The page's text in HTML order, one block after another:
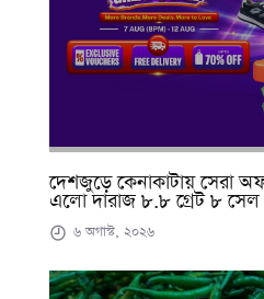
দেশজুড়ে কেনাকাটায় সেরা
এলো দারাজ ৮.৮ গ্রেট ৮ সেল
৬ অগাস্ট, ২০২৬